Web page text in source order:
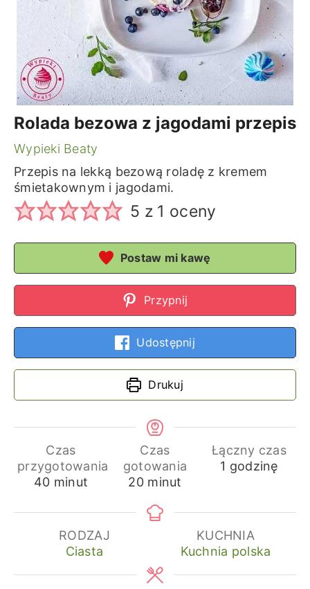
Rolada bezowa z jagodami przepis
Wypieki Beaty
Przepis na lekką bezową roladę z kremem
śmietakownym i jagodami.
5 z 1 oceny
Postaw mi kawę
Przypnij
Udostępnij
Drukuj
Czas
przygotowania
40minuty
minut
Czas
gotowania
20minuty
minut
Łączny czas
1 godzina
godzinę
RODZAJ
Ciasta
KUCHNIA
Kuchnia polska